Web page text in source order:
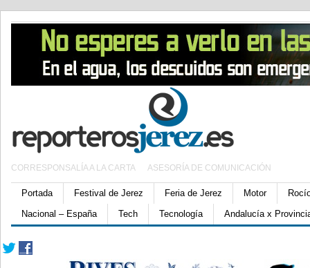
CORRESPONSALÍA A LA CARTA ASESORÍA DE COMUNICACIÓN
Portada Festival de Jerez Feria de Jerez Motor
Nacional – España
Tech Tecnología Andalucía x